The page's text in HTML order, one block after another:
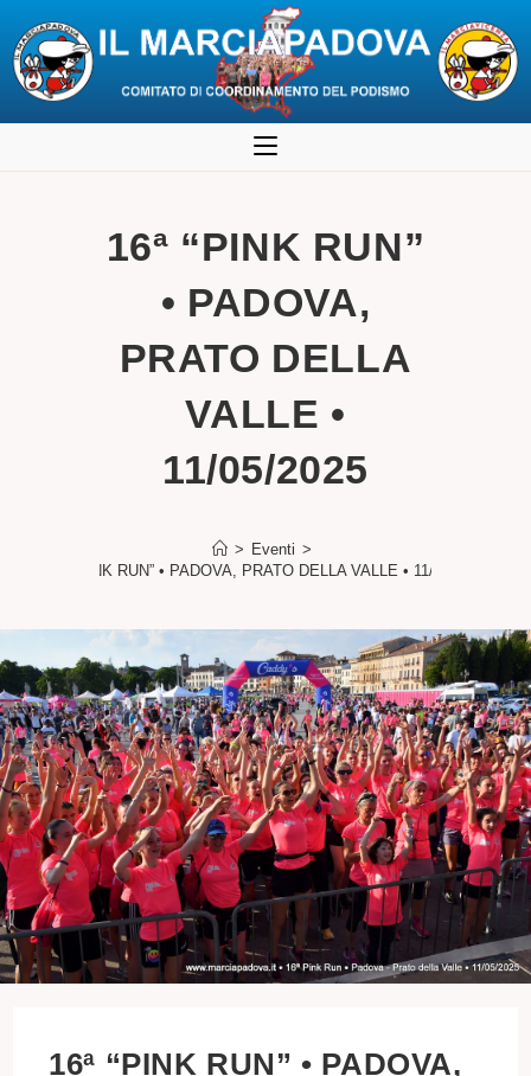
al
16ª “PINK RUN”
• PADOVA,
PRATO DELLA
VALLE •
11/05/2025
> Eventi >
16ª “PINK RUN” • PADOVA, PRATO DELLA VALLE • 11/05/2025
16ª “PINK RUN” • PADOVA,